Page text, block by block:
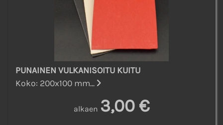
PUNAINEN VULKANISOITU KUITU
Koko: 200x100 mm...
alkaen 3,00 €